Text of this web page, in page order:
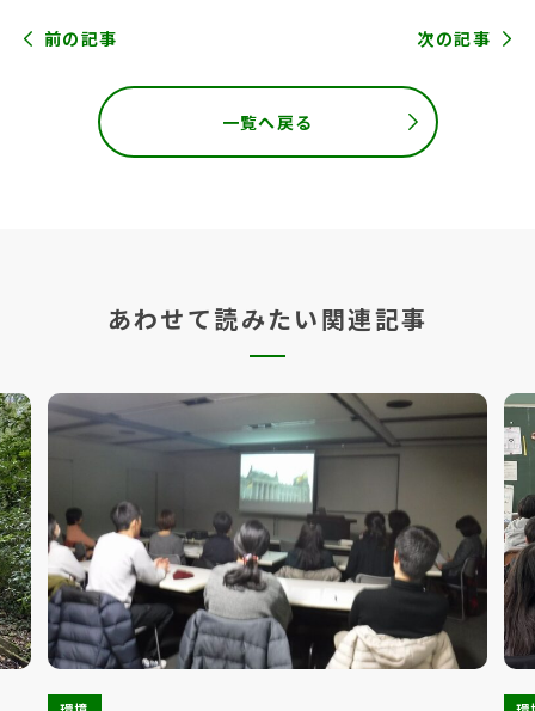
前の記事 次の記事
一覧へ戻る
あわせて読みたい関連記事